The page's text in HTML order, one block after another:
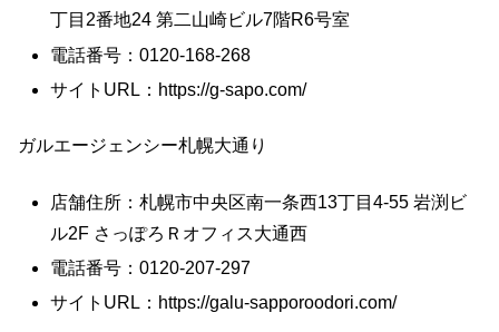
丁目2番地24 第二山崎ビル7階R6号室
電話番号：0120-168-268
サイトURL：https://g-sapo.com/
ガルエージェンシー札幌大通り
店舗住所：札幌市中央区南一条西13丁目4-55 岩渕ビ
ル2F さっぽろＲオフィス大通西
電話番号：0120-207-297
サイトURL：https://galu-sapporoodori.com/